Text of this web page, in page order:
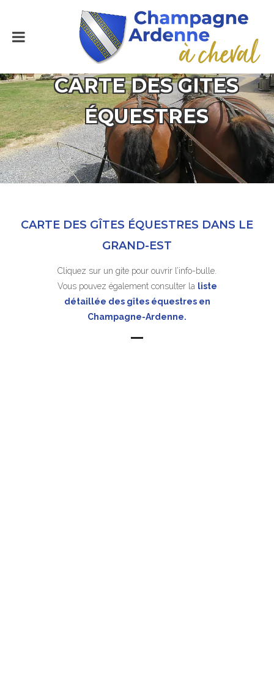
CARTE DES GITES
ÉQUESTRES
CARTE DES GÎTES ÉQUESTRES DANS LE
GRAND-EST
Cliquez sur un gite pour ouvrir l’info-bulle.
Vous pouvez également consulter la liste
détaillée des gîtes équestres en
Champagne-Ardenne.